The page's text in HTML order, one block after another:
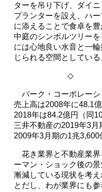
ターを吊り下げ、ダイ
プランターを設え、ハ
に添えることで食卓を
中庭のシンボルツリー
には心地良い水音と一
じられる空間としている
◇
パーク・コーポレーシ
売上高は2008年に48.1
2018年は84.2億円（同
三井不動産の2019年3月
2009年3月期の1兆3,600
花き業界と不動産業
ーマン・ショック後の
漸減している現状を考
とだし、わが業界にも参